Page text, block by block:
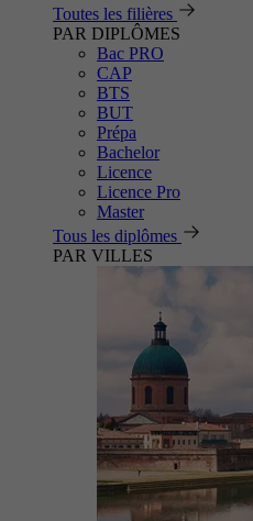
Toutes les filières
PAR DIPLÔMES
Bac PRO
CAP
BTS
BUT
Prépa
Bachelor
Licence
Licence Pro
Master
Tous les diplômes
PAR VILLES